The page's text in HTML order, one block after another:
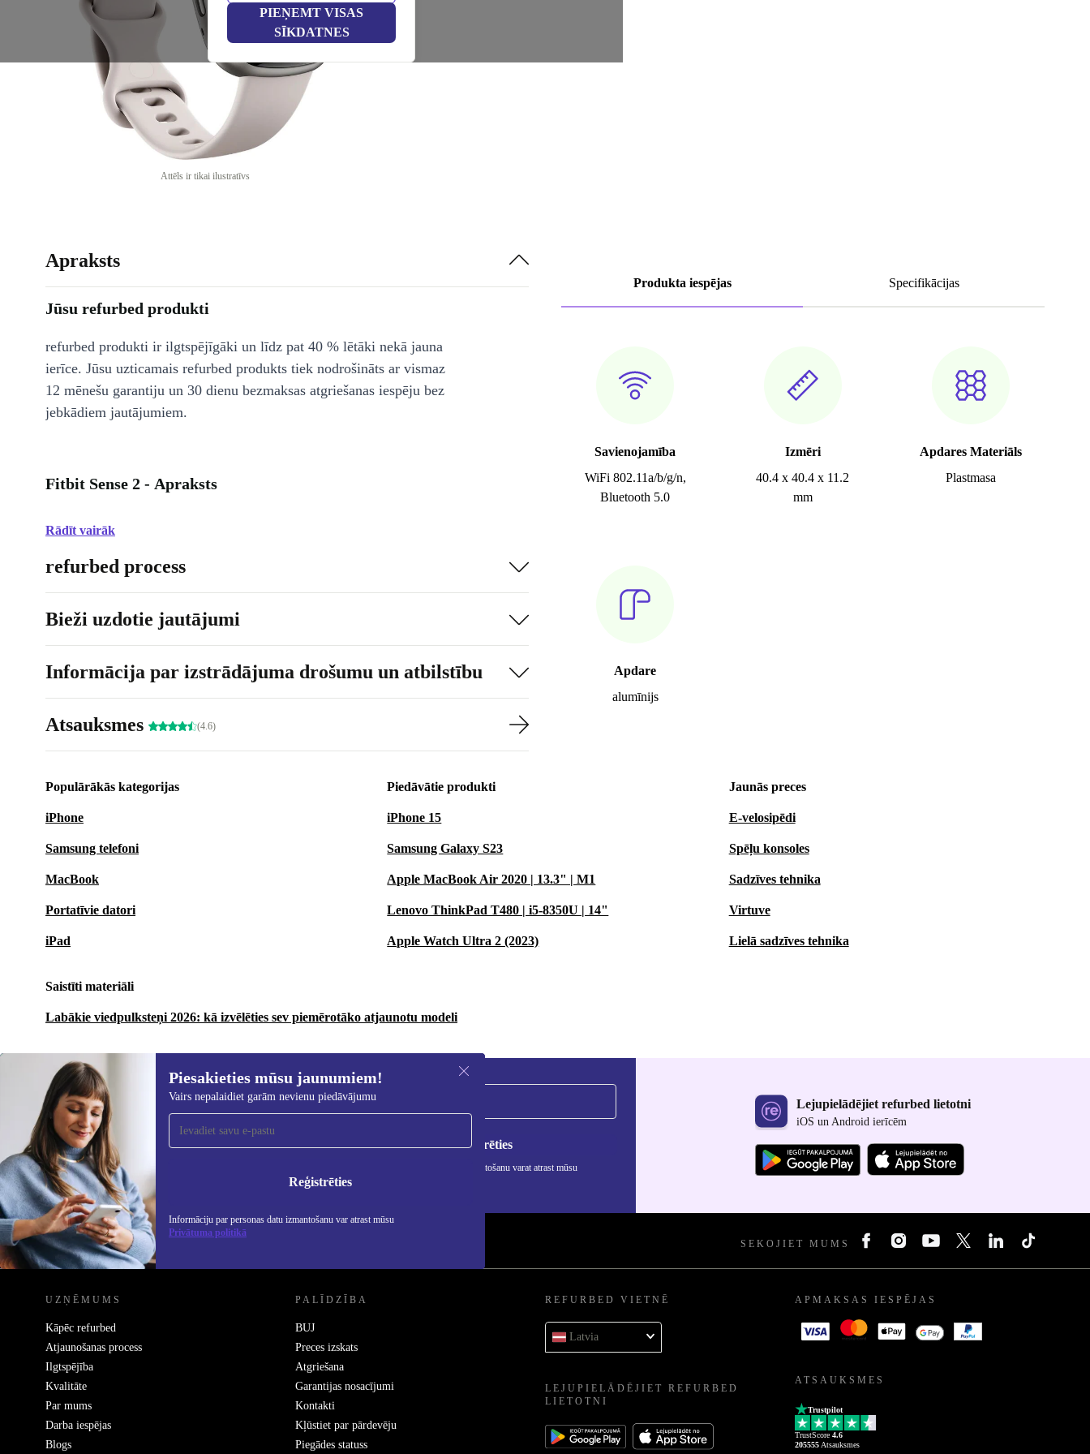
PIEŅEMT VISAS
SĪKDATNES
Attēls ir tikai ilustratīvs
Produkta iespējas Specifikācijas
Savienojamība
WiFi 802.11a/b/g/n,
Bluetooth 5.0
Izmēri
40.4 x 40.4 x 11.2
mm
Apdares Materiāls
Plastmasa
Apdare
alumīnijs
Apraksts
Jūsu refurbed produkti
refurbed produkti ir ilgtspējīgāki un līdz pat 40 % lētāki nekā jauna
ierīce. Jūsu uzticamais refurbed produkts tiek nodrošināts ar vismaz
12 mēnešu garantiju un 30 dienu bezmaksas atgriešanas iespēju bez
jebkādiem jautājumiem.
Fitbit Sense 2 - Apraksts
Rādīt vairāk
refurbed process
Bieži uzdotie jautājumi
Informācija par izstrādājuma drošumu un atbilstību
Atsauksmes (4.6)
Populārākās kategorijas
iPhone
Samsung telefoni
MacBook
Portatīvie datori
iPad
Piedāvātie produkti
iPhone 15
Samsung Galaxy S23
Apple MacBook Air 2020 | 13.3" | M1
Lenovo ThinkPad T480 | i5-8350U | 14"
Apple Watch Ultra 2 (2023)
Jaunās preces
E-velosipēdi
Spēļu konsoles
Sadzīves tehnika
Virtuve
Lielā sadzīves tehnika
Saistīti materiāli
Labākie viedpulksteņi 2026: kā izvēlēties sev piemērotāko atjaunotu modeli
Piesakieties mūsu jaunumiem!
Vairs nepalaidiet garām nevienu piedāvājumu
Reģistrēties
Informāciju par personas datu izmantošanu var atrast mūsu
Privātuma politikā
Piesakieties mūsu jaunumu
saņemšanai!
Nekad vairs nepalaidiet garām nevienu
piedāvājumu.
Reģistrēties
Informāciju par personas datu izmantošanu varat atrast mūsu
Privātuma politikā
Lejupielādējiet refurbed lietotni
iOS un Android ierīcēm
REFURBED - RETHINK NEW. SEKOJIET MUMS
UZŅĒMUMS
Kāpēc refurbed
Atjaunošanas process
Ilgtspējība
Kvalitāte
Par mums
Darba iespējas
Blogs
PALĪDZĪBA
BUJ
Preces izskats
Atgriešana
Garantijas nosacījumi
Kontakti
Kļūstiet par pārdevēju
Piegādes statuss
REFURBED VIETNĒ
Latvia
LEJUPIELĀDĒJIET REFURBED
LIETOTNI
APMAKSAS IESPĒJAS
ATSAUKSMES
Trustpilot
TrustScore 4.6
205555 Atsauksmes